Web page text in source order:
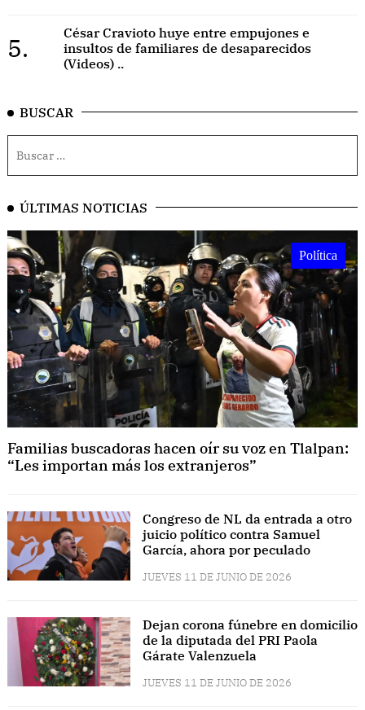
5.
César Cravioto huye entre empujones e
insultos de familiares de desaparecidos
(Videos) ..
BUSCAR
ÚLTIMAS NOTICIAS
Política
Familias buscadoras hacen oír su voz en Tlalpan:
“Les importan más los extranjeros”
Congreso de NL da entrada a otro
juicio político contra Samuel
García, ahora por peculado
JUEVES 11 DE JUNIO DE 2026
Dejan corona fúnebre en domicilio
de la diputada del PRI Paola
Gárate Valenzuela
JUEVES 11 DE JUNIO DE 2026